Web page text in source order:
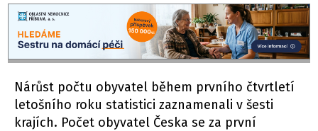
Nárůst počtu obyvatel během prvního čtvrtletí
letošního roku statistici zaznamenali v šesti
krajích. Počet obyvatel Česka se za první